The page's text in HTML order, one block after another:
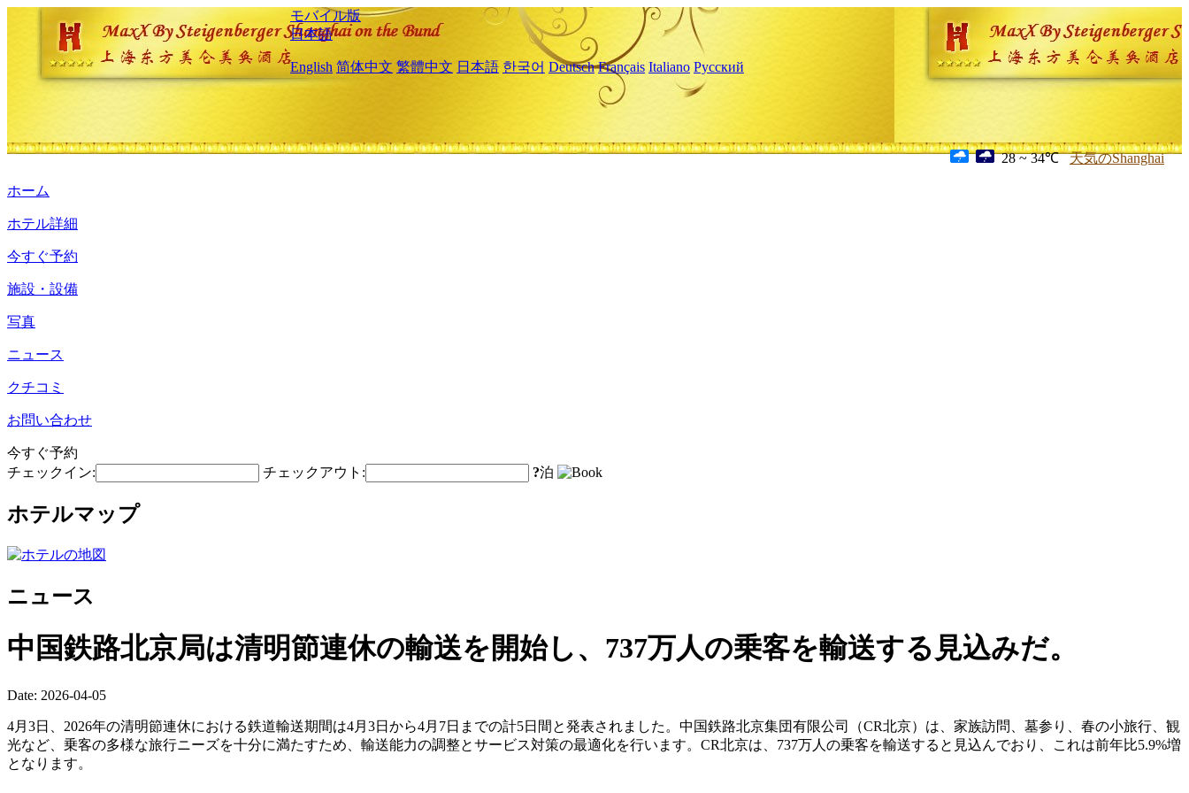
モバイル版
日本語
English 简体中文 繁體中文 日本語 한국어 Deutsch Français Italiano Русский
28 ~ 34℃ 天気のShanghai
ホーム
ホテル詳細
今すぐ予約
施設・設備
写真
ニュース
クチコミ
お問い合わせ
今すぐ予約
チェックイン:
チェックアウト: ?泊
ホテルマップ
ニュース
中国鉄路北京局は清明節連休の輸送を開始し、737万人の乗客を輸送する見込みだ。
Date: 2026-04-05
4月3日、2026年の清明節連休における鉄道輸送期間は4月3日から4月7日までの計5日間と発表されました。中国鉄路北京集団有限公司（CR北京）は、家族訪問、墓参り、春の小旅行、観
光など、乗客の多様な旅行ニーズを十分に満たすため、輸送能力の調整とサービス対策の最適化を行います。CR北京は、737万人の乗客を輸送すると見込んでおり、これは前年比5.9%増
となります。